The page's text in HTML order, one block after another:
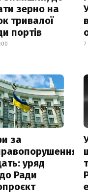
зерно на
тривалої
портів
7
за
уряд
Ради